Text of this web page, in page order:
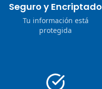
Seguro y Encriptado
Tu información está
protegida